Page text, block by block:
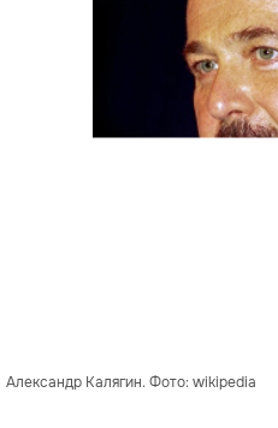
Александр Калягин. Фото: wikipedia